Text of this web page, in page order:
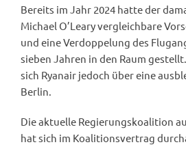
Bereits im Jahr 2024 hatte der
Michael O’Leary vergleichbare
und eine Verdoppelung des
sieben Jahren in den Raum
sich Ryanair jedoch über eine
Berlin.
Die aktuelle Regierungskoalition
hat sich im Koalitionsvertrag